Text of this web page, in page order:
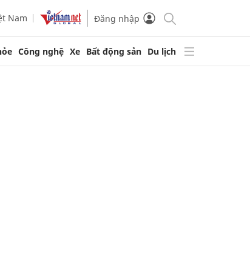
Nam Đăng nhập
Công nghệ Xe Bất động sản Du lịch